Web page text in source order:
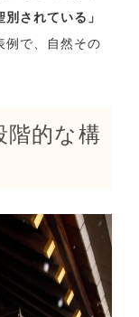
別されている」
例で、自然その
階的な構